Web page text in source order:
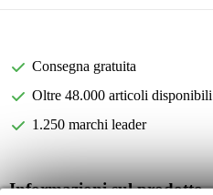
Consegna gratuita
Oltre 48.000 articoli disponibili
1.250 marchi leader
Informazioni sul prodotto